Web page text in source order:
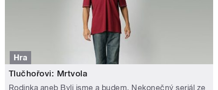
Hra
Tlučhořovi: Mrtvola
Rodinka aneb Byli jsme a budem. Nekonečný seriál ze